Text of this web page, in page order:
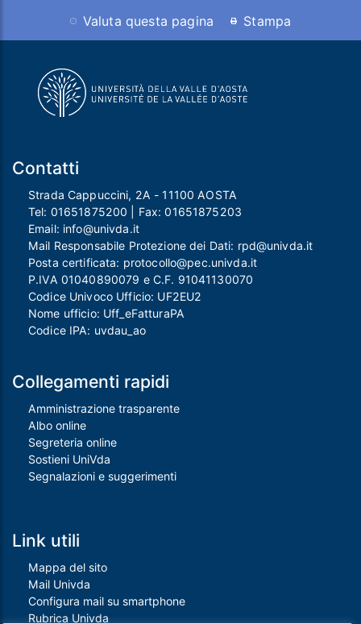
Valuta questa pagina Stampa
Contatti
Strada Cappuccini, 2A - 11100 AOSTA
Tel: 01651875200 | Fax:01651875203
Email: info@univda.it
Mail Responsabile Protezione dei Dati: rpd@univda.it
Posta certificata: protocollo@pec.univda.it
P.IVA 01040890079 e C.F. 91041130070
Codice Univoco Ufficio: UF2EU2
Nome ufficio: Uff_eFatturaPA
Codice IPA: uvdau_ao
Collegamenti rapidi
Amministrazione trasparente
Albo online
Segreteria online
Sostieni UniVda
Segnalazioni e suggerimenti
Link utili
Mappa del sito
Mail Univda
Configura mail su smartphone
Rubrica Univda